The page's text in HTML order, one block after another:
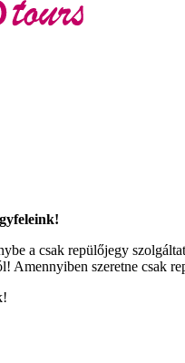
Last Minute
a csak repülőjegy
Amennyiben szeretne csak